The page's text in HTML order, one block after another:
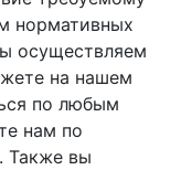
нормативных
осуществляем
на нашем
по любым
нам по
Также вы